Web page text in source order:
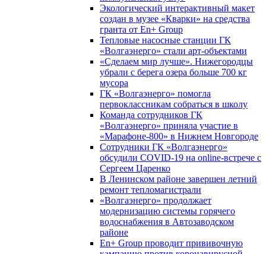
Экологический интерактивный макет
создан в музее «Кварки» на средства
гранта от En+ Group
Тепловые насосные станции ГК
«Волгаэнерго» стали арт-объектами
«Сделаем мир лучше». Нижегородцы
убрали с берега озера больше 700 кг
мусора
ГК «Волгаэнерго» помогла
первоклассникам собраться в школу
Команда сотрудников ГК
«Волгаэнерго» приняла участие в
«Марафоне-800» в Нижнем Новгороде
Сотрудники ГК «Волгаэнерго»
обсудили COVID-19 на online-встрече с
Сергеем Царенко
В Ленинском районе завершен летний
ремонт тепломагистрали
«Волгаэнерго» продолжает
модернизацию системы горячего
водоснабжения в Автозаводском
районе
En+ Group проводит прививочную